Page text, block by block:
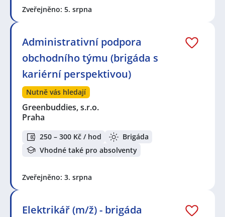
Zveřejněno: 5. srpna
Administrativní podpora
obchodního týmu (brigáda s
kariérní perspektivou)
Nutně vás hledají
Greenbuddies, s.r.o.
Praha
250 – 300 Kč / hod
Brigáda
Vhodné také pro absolventy
Zveřejněno: 3. srpna
Elektrikář (m/ž) - brigáda